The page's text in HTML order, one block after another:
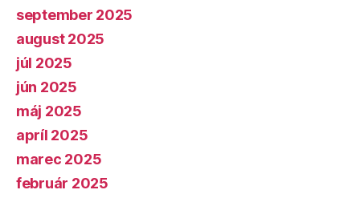
september 2025
august 2025
júl 2025
jún 2025
máj 2025
apríl 2025
marec 2025
február 2025